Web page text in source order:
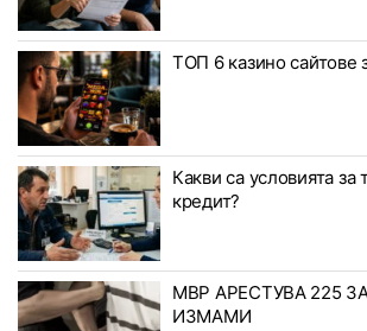
ТОП 6 казино сайтове
Какви са условията за
кредит?
МВР АРЕСТУВА 225
ИЗМАМИ